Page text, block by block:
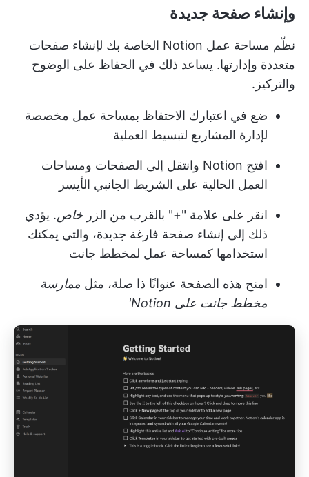
وإنشاء صفحة جديدة
نظّم مساحة عمل Notion الخاصة بك لإنشاء صفحات
متعددة وإدارتها. يساعد ذلك في الحفاظ على الوضوح
والتركيز.
ضع في اعتبارك الاحتفاظ بمساحة عمل مخصصة
لإدارة المشاريع لتبسيط العملية
افتح Notion وانتقل إلى الصفحات ومساحات
العمل الحالية على الشريط الجانبي الأيسر
انقر على علامة "+" بالقرب من الزر خاص. يؤدي
ذلك إلى إنشاء صفحة فارغة جديدة، والتي يمكنك
استخدامها كمساحة عمل لمخطط جانت
امنح هذه الصفحة عنوانًا ذا صلة، مثل ممارسة
مخطط جانت على Notion'